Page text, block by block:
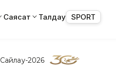
Саясат Талдау SPORT
Сайлау-2026